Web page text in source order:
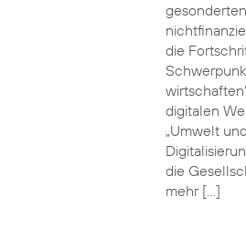
die
digitalen
„Umwelt
die
mehr […]